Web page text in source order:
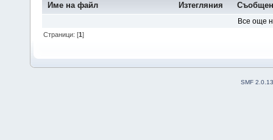
Име на файл Изтегляния
Все още
Страници: [1]
SMF 2.0.13